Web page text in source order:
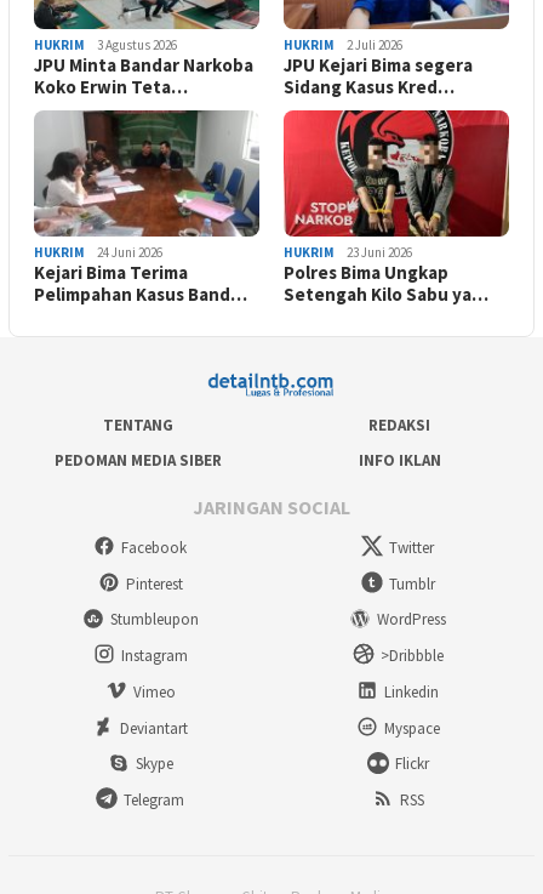
HUKRIM 3 Agustus 2026
JPU Minta Bandar Narkoba
Koko Erwin Teta…
HUKRIM 2 Juli 2026
JPU Kejari Bima segera
Sidang Kasus Kred…
HUKRIM 24 Juni 2026
Kejari Bima Terima
Pelimpahan Kasus Band…
HUKRIM 23 Juni 2026
Polres Bima Ungkap
Setengah Kilo Sabu ya…
TENTANG
REDAKSI
PEDOMAN MEDIA SIBER
INFO IKLAN
JARINGAN SOCIAL
Facebook
Twitter
Pinterest
Tumblr
Stumbleupon
WordPress
Instagram
>Dribbble
Vimeo
Linkedin
Deviantart
Myspace
Skype
Flickr
Telegram
RSS